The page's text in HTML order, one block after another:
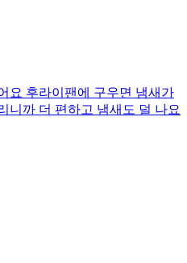
요 후라이팬에 구우면 냄새가
니까 더 편하고 냄새도 덜 나요